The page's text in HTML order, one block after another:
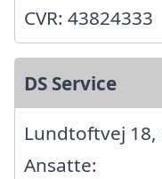
CVR: 43824333
DS Service
Lundtoftvej 18,
Ansatte: